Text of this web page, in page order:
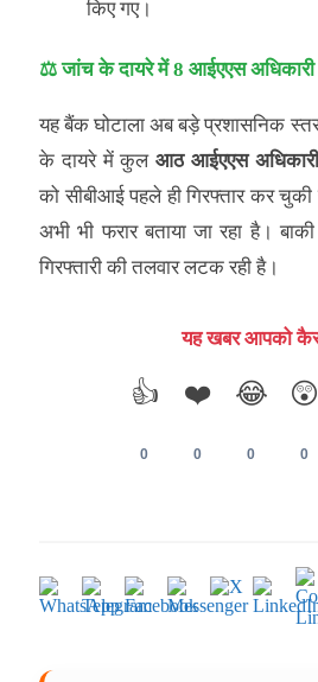
किए गए।
⚖️ जांच के दायरे में 8 आईएएस अधिकारी
यह बैंक घोटाला अब बड़े प्रशासनिक
के दायरे में कुलआठ आईएएस अधिकारी
को सीबीआई पहले ही गिरफ्तार कर
अभी भी फरार बताया जा रहा है।
गिरफ्तारी की तलवार लटक रही है।
यह खबर आपको
👍
0
❤️
0
😂
0
😲
0